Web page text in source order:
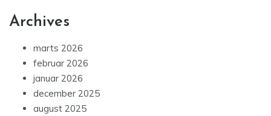
Archives
marts 2026
februar 2026
januar 2026
december 2025
august 2025